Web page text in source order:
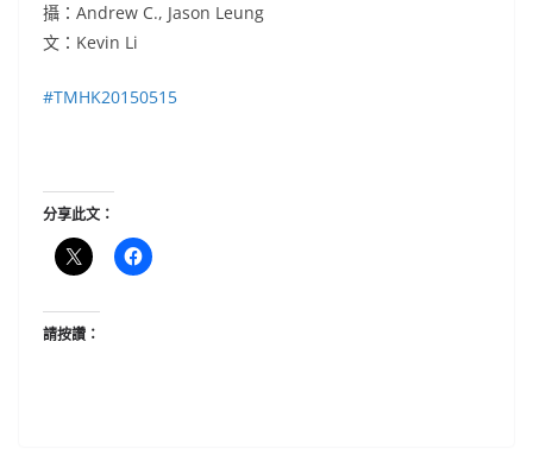
攝：Andrew C., Jason Leung
文：Kevin Li
‪#‎TMHK20150515‬
分享此文：
請按讚：